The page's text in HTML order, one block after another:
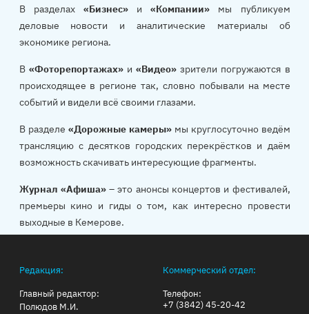
В разделах «Бизнес»и«Компании» мы публикуем
деловые новости и аналитические материалы об
экономике региона.
В «Фоторепортажах»и«Видео» зрители погружаются в
происходящее в регионе так, словно побывали на месте
событий и видели всё своими глазами.
В разделе «Дорожные камеры»мы круглосуточно ведём
трансляцию с десятков городских перекрёстков и даём
возможность скачивать интересующие фрагменты.
Журнал «Афиша»– это анонсы концертов и фестивалей,
премьеры кино и гиды о том, как интересно провести
выходные в Кемерове.
Редакция:
Главный редактор:
Полюдов М.И.
Коммерческий отдел:
Телефон:
+7 (3842) 45-20-42